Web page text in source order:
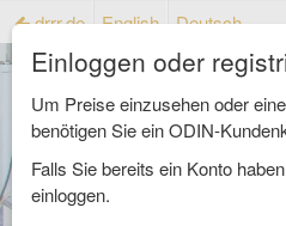
drrr.de English Deutsch
Einloggen oder
Um Preise einzusehen oder
benötigen Sie ein ODIN-
Falls Sie bereits ein Konto
einloggen.